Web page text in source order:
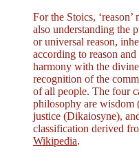
For the Stoics,
also understanding the
or universal reason,
according to reason
harmony with the
recognition of the
of all people. The four
philosophy are wisdom
justice (Dikaiosyne),
classification derived
Wikipedia.